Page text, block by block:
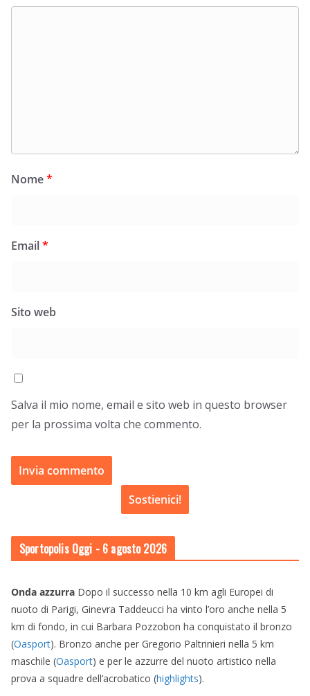
Nome*
Email*
Sito web
Salva il mio nome, email e sito web in questo browser
per la prossima volta che commento.
Sostienici!
Sportopolis Oggi - 6 agosto 2026
Onda azzurra Dopo il successo nella 10 km agli Europei di
nuoto di Parigi, Ginevra Taddeucci ha vinto l’oro anche nella 5
km di fondo, in cui Barbara Pozzobon ha conquistato il bronzo
(Oasport). Bronzo anche per Gregorio Paltrinieri nella 5 km
maschile (Oasport) e per le azzurre del nuoto artistico nella
prova a squadre dell’acrobatico (highlights).